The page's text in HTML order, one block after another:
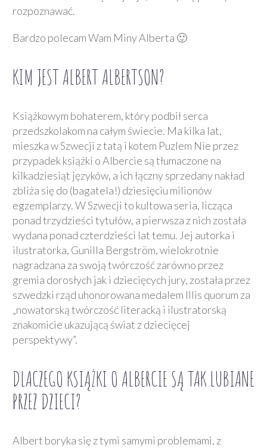
rozpoznawać.
Bardzo polecam Wam Miny Alberta 🙂
KIM JEST ALBERT ALBERTSON?
Książkowym bohaterem, który podbił serca
przedszkolakom na całym świecie. Ma kilka lat,
mieszka w Szwecji z tatą i kotem Puzlem Nie przez
przypadek książki o Albercie są tłumaczone na
kilkadziesiąt języków, a ich łączny sprzedany nakład
zbliża się do (bagatela!) dziesięciu milionów
egzemplarzy. W Szwecji to kultowa seria, licząca
ponad trzydzieści tytułów, a pierwsza z nich została
wydana ponad czterdzieści lat temu. Jej autorka i
ilustratorka, Gunilla Bergström, wielokrotnie
nagradzana za swoją twórczość zarówno przez
gremia dorosłych jak i dziecięcych jury, została przez
szwedzki rząd uhonorowana medalem Illis quorum za
„nowatorską twórczość literacką i ilustratorską
znakomicie ukazującą świat z dziecięcej
perspektywy”.
DLACZEGO KSIĄŻKI O ALBERCIE SĄ TAK LUBIANE
PRZEZ DZIECI?
Albert boryka się z tymi samymi problemami, z